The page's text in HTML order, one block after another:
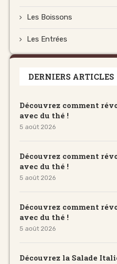
Les Boissons
Les Entrées
DERNIERS ARTICLES
Découvrez comment
avec du thé !
5 août 2026
Découvrez comment
avec du thé !
5 août 2026
Découvrez comment
avec du thé !
5 août 2026
Découvrez la Salade